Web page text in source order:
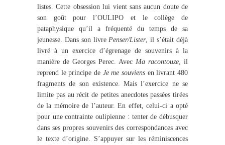
listes. Cette obsession lui vient sans aucun doute de
son goût pour l’OULIPO et le collège de
pataphysique qu’il a fréquenté du temps de sa
jeunesse. Dans son livre Penser/Lister, il s’était déjà
livré à un exercice d’égrenage de souvenirs à la
manière de Georges Perec. Avec Ma racontouze , il
reprend le principe de Je me souviens en livrant 480
fragments de son existence. Mais l’exercice ne se
limite pas au récit de petites anecdotes passées tirées
de la mémoire de l’auteur. En effet, celui-ci a opté
pour une contrainte oulipienne : tenter de débusquer
dans ses propres souvenirs des correspondances avec
le texte d’origine. S’appuyer sur les réminiscences